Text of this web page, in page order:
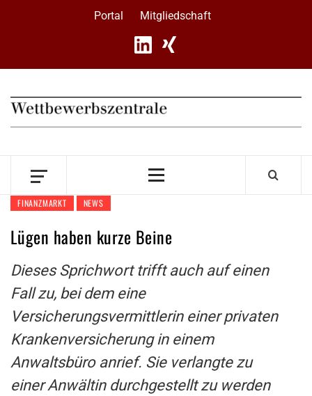
Portal Mitgliedschaft
Primary
FINANZMARKT NEWS
Lügen haben kurze Beine
Dieses Sprichwort trifft auch auf einen
Fall zu, bei dem eine
Versicherungsvermittlerin einer privaten
Krankenversicherung in einem
Anwaltsbüro anrief. Sie verlangte zu
einer Anwältin durchgestellt zu werden